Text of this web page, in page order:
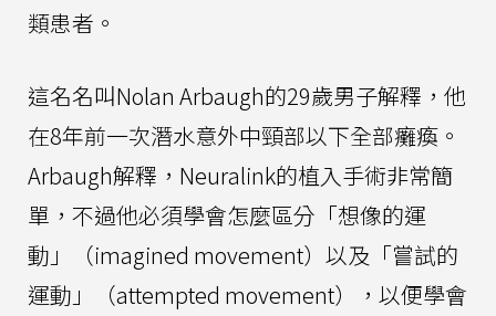
類患者。
這名名叫Nolan Arbaugh的29歲男子解釋，他
在8年前一次潛水意外中頸部以下全部癱瘓。
Arbaugh解釋，Neuralink的植入手術非常簡
單，不過他必須學會怎麼區分「想像的運
動」（imagined movement）以及「嘗試的
運動」（attempted movement），以便學會